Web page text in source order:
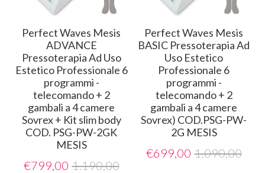
Perfect Waves Mesis
ADVANCE
Pressoterapia Ad Uso
Estetico Professionale 6
programmi -
telecomando + 2
gambali a 4 camere
Sovrex + Kit slim body
COD. PSG-PW-2GK
MESIS
€799,00 1.190,00
Perfect Waves Mesis
BASIC Pressoterapia Ad
Uso Estetico
Professionale 6
programmi -
telecomando + 2
gambali a 4 camere
Sovrex) COD.PSG-PW-
2G MESIS
€699,00 1.090,00